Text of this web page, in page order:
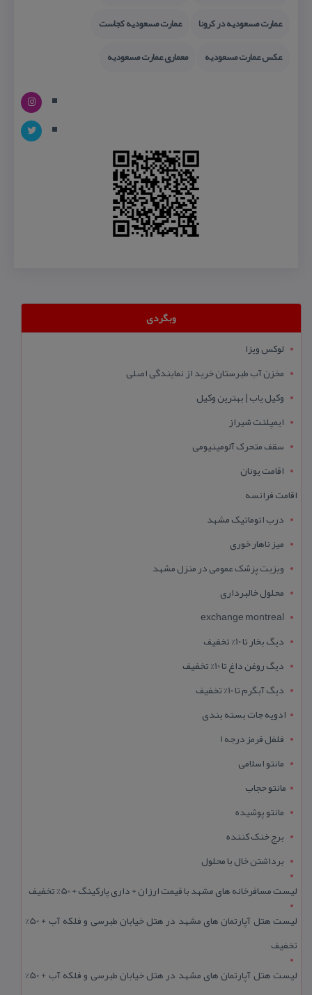
عمارت مسعودیه در كرونا
عمارت مسعودیه كجاست
عكس عمارت مسعودیه
معماری عمارت مسعودیه
وبگردی
لوکس ویزا
مخزن آب طبرستان خرید از نمایندگی اصلی
وکیل یاب | بهترین وکیل
ایمپلنت شیراز
سقف متحرک آلومینیومی
اقامت یونان
اقامت فرانسه
درب اتوماتیک مشهد
میز ناهار خوری
ویزیت پزشک عمومی در منزل مشهد
محلول خالبرداری
exchange montreal
دیگ بخار تا 10% تخفیف
دیگ روغن داغ تا 10% تخفیف
دیگ آبگرم تا 10% تخفیف
ادویه جات بسته بندی
فلفل قرمز درجه 1
مانتو اسلامی
مانتو حجاب
مانتو پوشیده
برج خنک کننده
برداشتن خال با محلول
لیست مسافرخانه های مشهد با قیمت ارزان + داری پارکینگ + 50% تخفیف
لیست هتل آپارتمان های مشهد در هتل خیابان طبرسی و فلکه آب + 50%
تخفیف
لیست هتل آپارتمان های مشهد در هتل خیابان طبرسی و فلکه آب + 50%